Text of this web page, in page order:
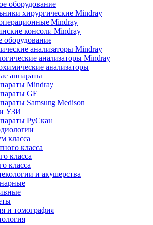
оборудование
хирургические Mindray
Mindray
консоли Mindray
оборудование
анализаторы Mindray
анализаторы Mindray
анализаторы
аппараты
Mindray
GE
Samsung Medison
УЗИ
РуСкан
класса
класса
класса
класса
и акушерства
и томография